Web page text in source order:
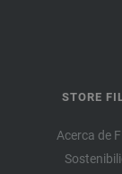
STORE
Acerca de